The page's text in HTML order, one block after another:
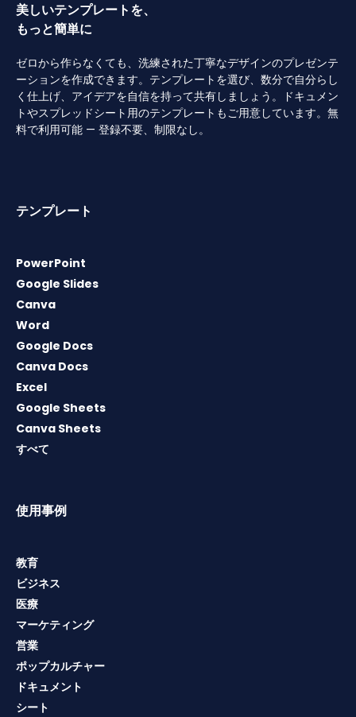
美しいテンプレートを、
もっと簡単に
ゼロから作らなくても、洗練された丁寧なデザインのプレゼンテ
ーションを作成できます。テンプレートを選び、数分で自分らし
く仕上げ、アイデアを自信を持って共有しましょう。ドキュメン
トやスプレッドシート用のテンプレートもご用意しています。無
料で利用可能 — 登録不要、制限なし。
テンプレート
PowerPoint
Google Slides
Canva
Word
Google Docs
Canva Docs
Excel
Google Sheets
Canva Sheets
すべて
使用事例
教育
ビジネス
医療
マーケティング
営業
ポップカルチャー
ドキュメント
シート